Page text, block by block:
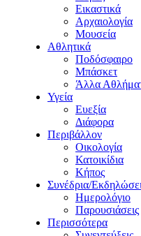
Εικαστικά
Αρχαιολογία
Μουσεία
Αθλητικά
Ποδόσφαιρο
Μπάσκετ
Άλλα
Υγεία
Ευεξία
Διάφορα
Περιβάλλον
Οικολογία
Κατοικίδια
Κήπος
Συνέδρια/
Ημερολόγιο
Παρουσιάσεις
Περισσότερα